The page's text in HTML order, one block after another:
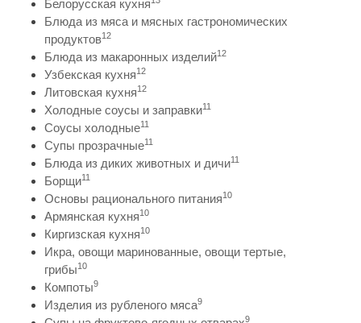
Белорусская кухня
Блюда из мяса и мясных гастрономических
продуктов12
Блюда из макаронных изделий12
Узбекская кухня12
Литовская кухня12
Холодные соусы и заправки11
Соусы холодные11
Супы прозрачные11
Блюда из диких животных и дичи11
Борщи11
Основы рационального питания10
Армянская кухня10
Киргизская кухня10
Икра, овощи маринованные, овощи тертые,
грибы10
Компоты9
Изделия из рубленого мяса9
9